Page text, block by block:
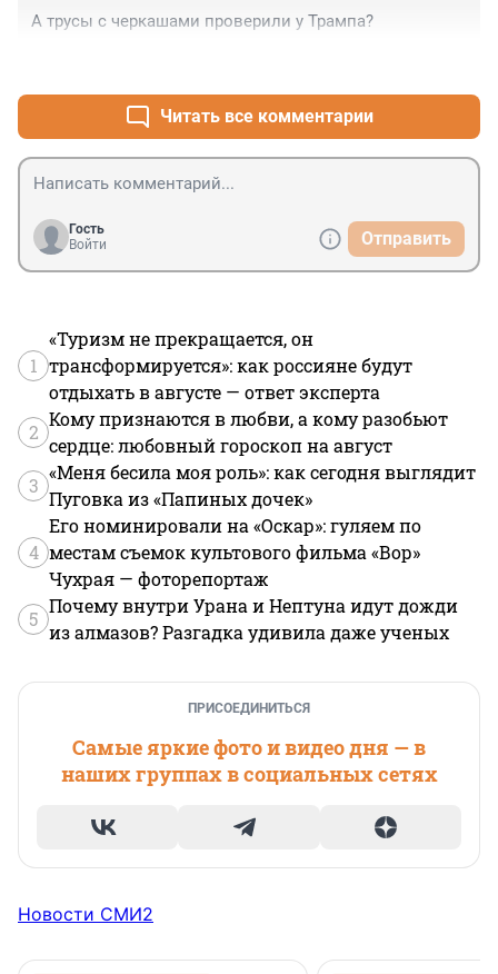
А трусы с черкашами проверили у Трампа?
Читать все комментарии
Гость
Войти
Отправить
1
«Туризм не прекращается, он
трансформируется»: как россияне будут
отдыхать в августе — ответ эксперта
2
Кому признаются в любви, а кому разобьют
сердце: любовный гороскоп на август
3
«Меня бесила моя роль»: как сегодня выглядит
Пуговка из «Папиных дочек»
4
Его номинировали на «Оскар»: гуляем по
местам съемок культового фильма «Вор»
Чухрая — фоторепортаж
5
Почему внутри Урана и Нептуна идут дожди
из алмазов? Разгадка удивила даже ученых
ПРИСОЕДИНИТЬСЯ
Самые яркие фото и видео дня — в
наших группах в социальных сетях
Новости СМИ2